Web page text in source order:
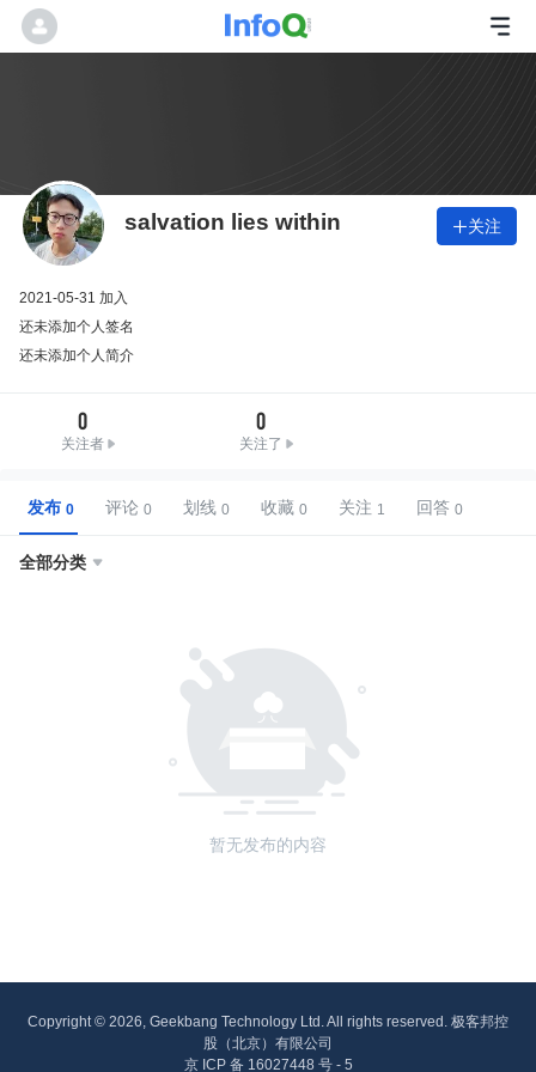
salvation lies within 关注
2021-05-31 加入
还未添加个人签名
还未添加个人简介
0
关注者
0
关注了
发布 评论 划线 收藏 关注 回答
全部分类 
暂无发布的内容
Copyright © 2026, Geekbang Technology Ltd. All rights reserved. 极客邦控
股（北京）有限公司
京 ICP 备 16027448 号 - 5